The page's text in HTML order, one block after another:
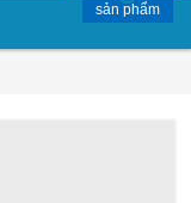
sản phẩm